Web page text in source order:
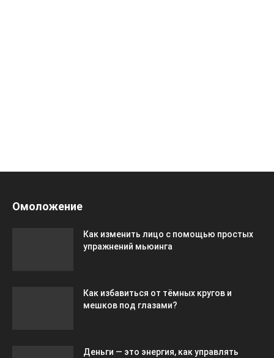
Омоложение
Как изменить лицо с помощью простых
упражнений мьюинга
Как избавиться от тёмных кругов и
мешков под глазами?
Деньги — это энергия, как управлять